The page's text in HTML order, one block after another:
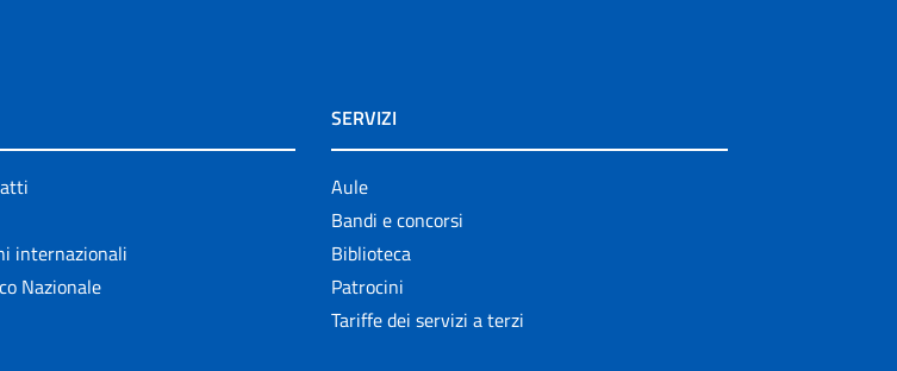
internazionali
Nazionale
SERVIZI
Aule
Bandi e concorsi
Biblioteca
Patrocini
Tariffe dei servizi a terzi